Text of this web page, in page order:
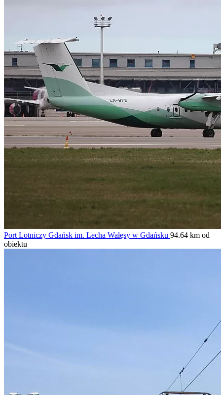
Port Lotniczy Gdańsk im. Lecha Wałęsy w Gdańsku 94.64 km od
obiektu